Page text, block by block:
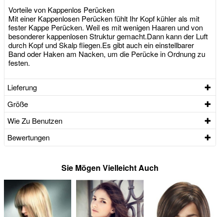
Vorteile von Kappenlos Perücken
Mit einer Kappenlosen Perücken fühlt Ihr Kopf kühler als mit
fester Kappe Perücken. Weil es mit wenigen Haaren und von
besonderer kappenlosen Struktur gemacht.Dann kann der Luft
durch Kopf und Skalp fliegen.Es gibt auch ein einstellbarer
Band oder Haken am Nacken, um die Perücke in Ordnung zu
festen.
Lieferung
Größe
Wie Zu Benutzen
Bewertungen
Sie Mögen Vielleicht Auch